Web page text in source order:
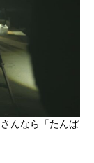
さんなら「たんぱ